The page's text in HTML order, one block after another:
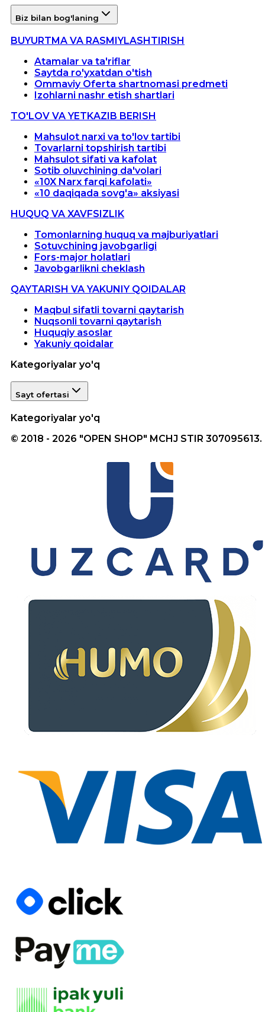
Biz bilan bog'laning
BUYURTMA VA RASMIYLASHTIRISH
Atamalar va ta'riflar
Saytda ro'yxatdan o'tish
Ommaviy Oferta shartnomasi predmeti
Izohlarni nashr etish shartlari
TO'LOV VA YETKAZIB BERISH
Mahsulot narxi va to'lov tartibi
Tovarlarni topshirish tartibi
Mahsulot sifati va kafolat
Sotib oluvchining da'volari
«10X Narx farqi kafolati»
«10 daqiqada sovg'a» aksiyasi
HUQUQ VA XAVFSIZLIK
Tomonlarning huquq va majburiyatlari
Sotuvchining javobgarligi
Fors-major holatlari
Javobgarlikni cheklash
QAYTARISH VA YAKUNIY QOIDALAR
Maqbul sifatli tovarni qaytarish
Nuqsonli tovarni qaytarish
Huquqiy asoslar
Yakuniy qoidalar
Kategoriyalar yo'q
Sayt ofertasi
Kategoriyalar yo'q
© 2018 - 2026 "OPEN SHOP" MCHJ STIR 307095613.